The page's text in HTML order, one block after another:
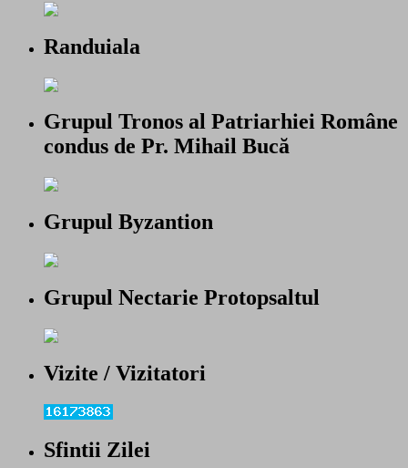
Randuiala
Grupul Tronos al Patriarhiei Române
condus de Pr. Mihail Bucă
Grupul Byzantion
Grupul Nectarie Protopsaltul
Vizite / Vizitatori
Sfintii Zilei